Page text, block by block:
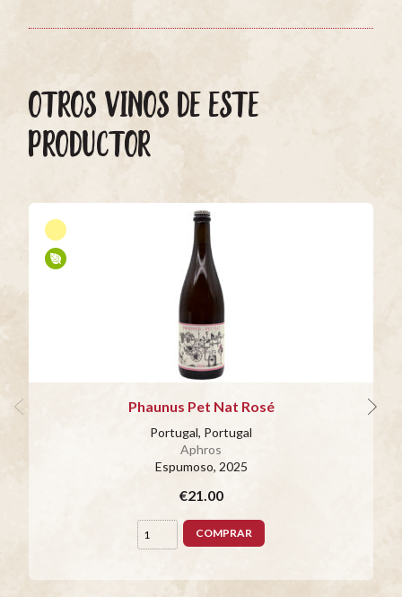
OTROS VINOS DE ESTE
PRODUCTOR
Phaunus Pet Nat Rosé
Portugal, Portugal
Aphros
Espumoso, 2025
€21.00
COMPRAR